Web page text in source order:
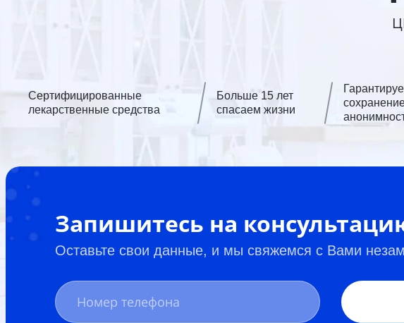
Сертифицированные
лекарственные средства
Больше 15 лет
спасаем жизни
Запишитесь на
Оставьте свои данные, и мы свяжемся с Вами